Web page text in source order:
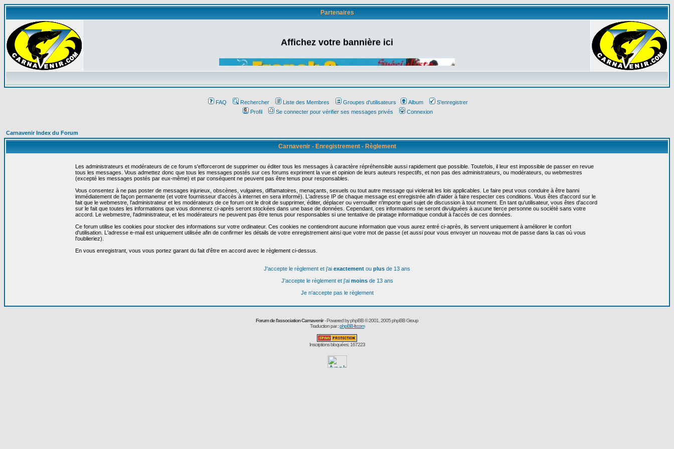
Partenaires
Affichez votre bannière ici
FAQ Rechercher Liste des Membres Groupes d'utilisateurs Album
S'enregistrer
Profil
Se connecter pour vérifier ses messages privés Connexion
Carnavenir Index du Forum
Carnavenir - Enregistrement - Règlement
Les administrateurs et modérateurs de ce forum s'efforceront de supprimer ou éditer tous les messages à caractère répréhensible aussi rapidement que possible. Toutefois, il leur est impossible de passer en revue
tous les messages. Vous admettez donc que tous les messages postés sur ces forums expriment la vue et opinion de leurs auteurs respectifs, et non pas des administrateurs, ou modérateurs, ou webmestres
(excepté les messages postés par eux-même) et par conséquent ne peuvent pas être tenus pour responsables.
Vous consentez à ne pas poster de messages injurieux, obscènes, vulgaires, diffamatoires, menaçants, sexuels ou tout autre message qui violerait les lois applicables. Le faire peut vous conduire à être banni
immédiatement de façon permanente (et votre fournisseur d'accès à internet en sera informé). L'adresse IP de chaque message est enregistrée afin d'aider à faire respecter ces conditions. Vous êtes d'accord sur le
fait que le webmestre, l'administrateur et les modérateurs de ce forum ont le droit de supprimer, éditer, déplacer ou verrouiller n'importe quel sujet de discussion à tout moment. En tant qu'utilisateur, vous êtes d'accord
sur le fait que toutes les informations que vous donnerez ci-après seront stockées dans une base de données. Cependant, ces informations ne seront divulguées à aucune tierce personne ou société sans votre
accord. Le webmestre, l'administrateur, et les modérateurs ne peuvent pas être tenus pour responsables si une tentative de piratage informatique conduit à l'accès de ces données.
Ce forum utilise les cookies pour stocker des informations sur votre ordinateur. Ces cookies ne contiendront aucune information que vous aurez entré ci-après, ils servent uniquement à améliorer le confort
d'utilisation. L'adresse e-mail est uniquement utilisée afin de confirmer les détails de votre enregistrement ainsi que votre mot de passe (et aussi pour vous envoyer un nouveau mot de passe dans la cas où vous
l'oublieriez).
En vous enregistrant, vous vous portez garant du fait d'être en accord avec le règlement ci-dessus.
J'accepte le règlement et j'ai exactement ou plus de 13 ans
J'accepte le règlement et j'ai moinsde 13 ans
Je n'accepte pas le règlement
Forum de l'association Carnavenir- Powered byphpBB© 2001, 2005 phpBB Group
Traduction par :phpBB-fr.com
Inscriptions bloquées: 167223